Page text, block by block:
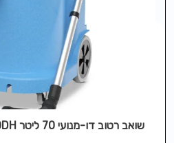
שואב רטוב דו-מנועי 70 ליטר WVD1800DH